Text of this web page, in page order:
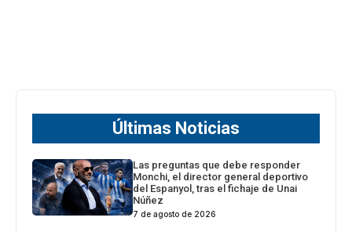
Últimas Noticias
Las preguntas que debe responder
Monchi, el director general deportivo
del Espanyol, tras el fichaje de Unai
Núñez
7 de agosto de 2026